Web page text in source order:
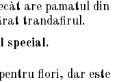
are pamatul din
trandafirul.
special.
flori, dar este